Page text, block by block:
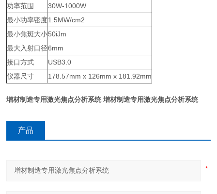
功率范围
30W-1000W
最小功率密度1.5MW/cm2
最小焦斑大小50iJm
最大入射口径6mm
接口方式
USB3.0
仪器尺寸
178.57mm x 126mm x 181.92mm
增材制造专用激光焦点分析系统 增材制造专用激光焦点分析系统
产品